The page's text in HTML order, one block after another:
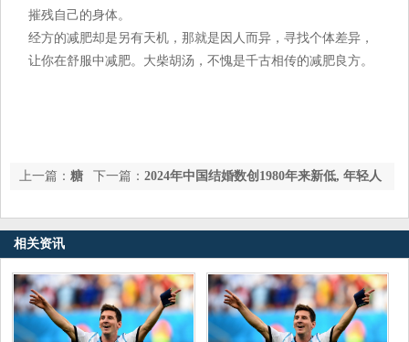
摧残自己的身体。
经方的减肥却是另有天机，那就是因人而异，寻找个体差异，
让你在舒服中减肥。大柴胡汤，不愧是千古相传的减肥良方。
下一篇： 2024年中国结婚数创1980年来新低, 年轻人
上一篇： 糖
相关资讯